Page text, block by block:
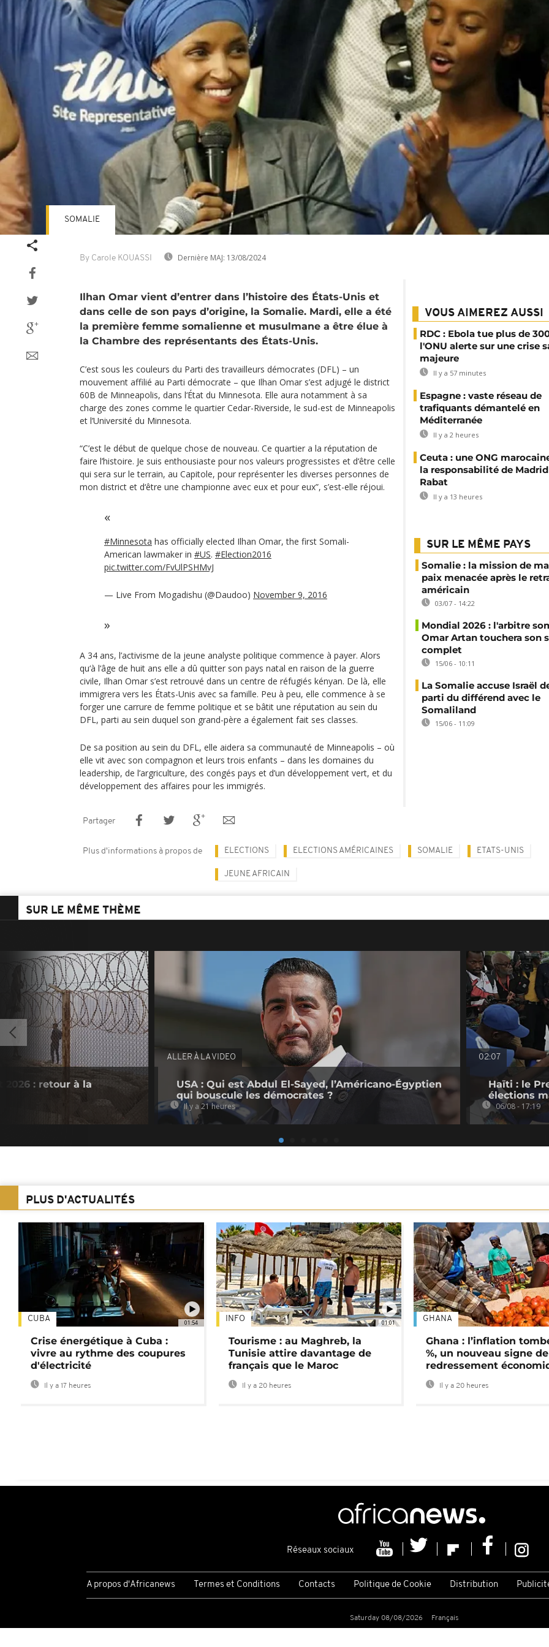
By Carole KOUASSI Dernière MAJ: 13/08/2024
SOMALIE
Ilhan Omar vient d’entrer dans l’histoire des États-Unis et
dans celle de son pays d’origine, la Somalie. Mardi, elle a été
la première femme somalienne et musulmane a être élue à
la Chambre des représentants des États-Unis.
C’est sous les couleurs du Parti des travailleurs démocrates (DFL) – un
mouvement affilié au Parti démocrate – que Ilhan Omar s’est adjugé le district
60B de Minneapolis, dans l‘État du Minnesota. Elle aura notamment à sa
charge des zones comme le quartier Cedar-Riverside, le sud-est de Minneapolis
et l’Université du Minnesota.
“C’est le début de quelque chose de nouveau. Ce quartier a la réputation de
faire l’histoire. Je suis enthousiaste pour nos valeurs progressistes et d‘être celle
qui sera sur le terrain, au Capitole, pour représenter les diverses personnes de
mon district et d‘être une championne avec eux et pour eux”, s’est-elle réjoui.
#Minnesota has officially elected Ilhan Omar, the first Somali-
American lawmaker in #US. #Election2016
pic.twitter.com/FvUlPSHMvJ
— Live From Mogadishu (@Daudoo) November 9, 2016
A 34 ans, l’activisme de la jeune analyste politique commence à payer. Alors
qu‘à l‘âge de huit ans elle a dû quitter son pays natal en raison de la guerre
civile, Ilhan Omar s’est retrouvé dans un centre de réfugiés kényan. De là, elle
immigrera vers les États-Unis avec sa famille. Peu à peu, elle commence à se
forger une carrure de femme politique et se bâtit une réputation au sein du
DFL, parti au sein duquel son grand-père a également fait ses classes.
De sa position au sein du DFL, elle aidera sa communauté de Minneapolis – où
elle vit avec son compagnon et leurs trois enfants – dans les domaines du
leadership, de l’argriculture, des congés pays et d’un développement vert, et du
développement des affaires pour les immigrés.
VOUS AIMEREZ AUSSI
RDC : Ebola tue plus de
l'ONU alerte sur une crise
majeure
Il y a 57 minutes
Espagne : vaste réseau de
trafiquants démantelé en
Méditerranée
Il y a 2 heures
Ceuta : une ONG
la responsabilité de
Rabat
Il y a 13 heures
SUR LE MÊME PAYS
Somalie : la mission de
paix menacée après le
américain
03/07 - 14:22
Mondial 2026 : l'arbitre
Omar Artan touchera son
complet
15/06 - 10:11
La Somalie accuse Israël
parti du différend avec le
Somaliland
15/06 - 11:09
Partager
Plus d'informations à propos de ELECTIONS ELECTIONS AMÉRICAINES SOMALIE ETATS-UNIS
JEUNE AFRICAIN
SUR LE MÊME THÈME
2026 : retour à la
ALLER À LA VIDEO
USA : Qui est Abdul El-Sayed, l’Américano-Égyptien
qui bouscule les démocrates ?
Il y a 21 heures
02:07
Haïti : le
élections
06/08 - 17:19
PLUS D'ACTUALITÉS
01:54
CUBA
Crise énergétique à Cuba :
vivre au rythme des coupures
d'électricité
Il y a 17 heures
01:01
INFO
Tourisme : au Maghreb, la
Tunisie attire davantage de
français que le Maroc
Il y a 20 heures
GHANA
Ghana : l’inflation
%, un nouveau signe de
redressement
Il y a 20 heures
Réseaux sociaux
A propos d'Africanews Termes et Conditions Contacts Politique de Cookie Distribution
Saturday 08/08/2026